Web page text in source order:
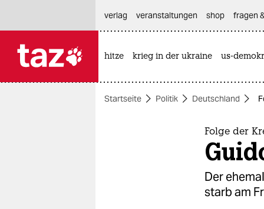
themen
verlag
veranstaltungen shop fragen
hitze krieg in der ukraine us-
Startseite Politik Deutschland
Folge der
Der
starb am